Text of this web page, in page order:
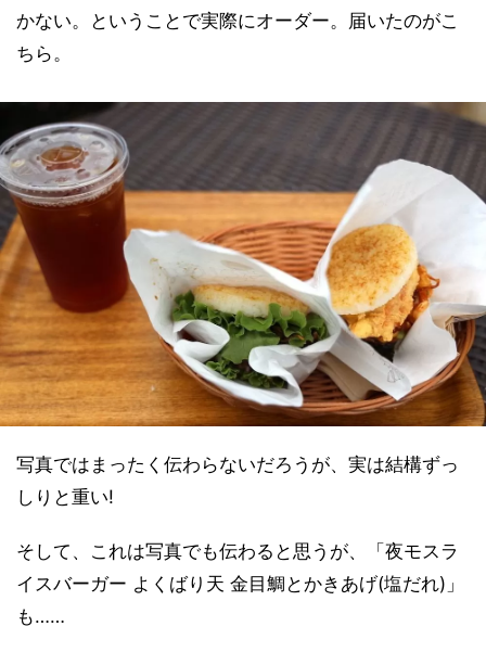
かない。ということで実際にオーダー。届いたのがこ
ちら。
写真ではまったく伝わらないだろうが、実は結構ずっ
しりと重い!
そして、これは写真でも伝わると思うが、「夜モスラ
イスバーガー よくばり天 金目鯛とかきあげ(塩だれ)」
も……